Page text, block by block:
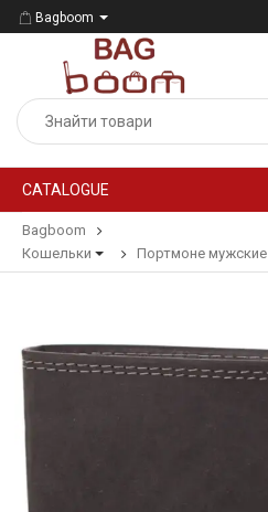
Bagboom
CATALOGUE
Bagboom
Кошельки
Портмоне мужские